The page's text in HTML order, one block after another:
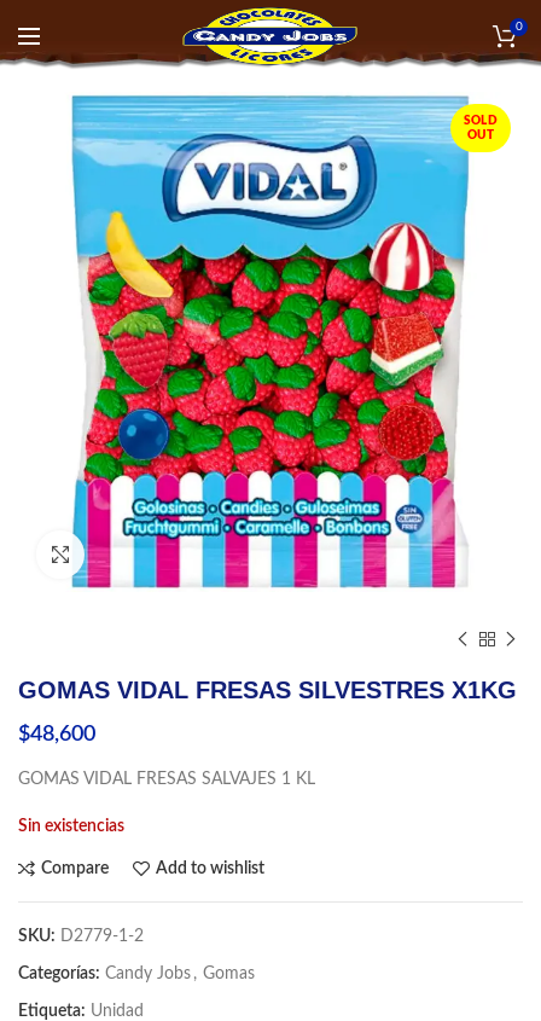
0
SOLD
OUT
Click to enlarge
GOMAS VIDAL FRESAS SILVESTRES X1KG
$48,600
GOMAS VIDAL FRESAS SALVAJES 1 KL
Sin existencias
Compare Add to wishlist
SKU: D2779-1-2
Categorías: Candy Jobs , Gomas
Etiqueta: Unidad